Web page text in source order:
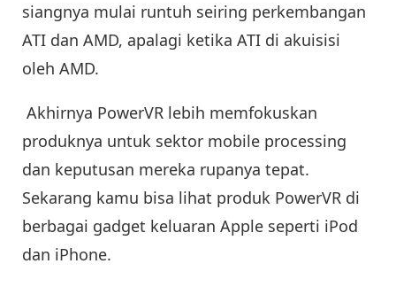
siangnya mulai runtuh seiring perkembangan
ATI dan AMD, apalagi ketika ATI di akuisisi
oleh AMD.
Akhirnya PowerVR lebih memfokuskan
produknya untuk sektor mobile processing
dan keputusan mereka rupanya tepat.
Sekarang kamu bisa lihat produk PowerVR di
berbagai gadget keluaran Apple seperti iPod
dan iPhone.